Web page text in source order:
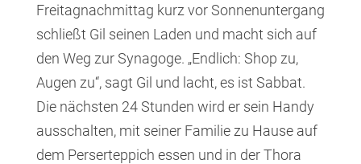
Freitagnachmittag kurz vor Sonnenuntergang
schließt Gil seinen Laden und macht sich auf
den Weg zur Synagoge. „Endlich: Shop zu,
Augen zu“, sagt Gil und lacht, es ist Sabbat.
Die nächsten 24 Stunden wird er sein Handy
ausschalten, mit seiner Familie zu Hause auf
dem Perserteppich essen und in der Thora